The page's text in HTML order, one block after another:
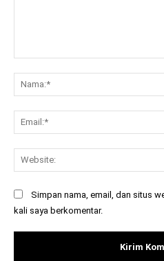
Simpan nama, email, dan situs
kali saya berkomentar.